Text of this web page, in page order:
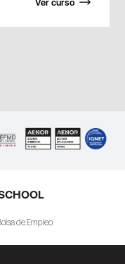
Ver curso
de Empleo